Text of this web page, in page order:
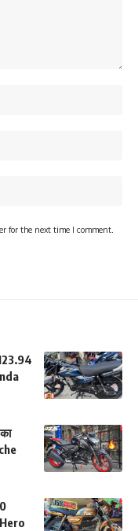
for the next time I comment.